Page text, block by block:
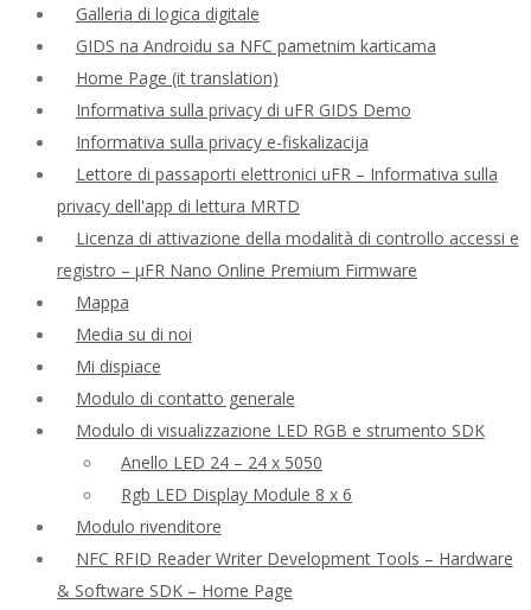
Galleria di logica digitale
GIDS na Androidu sa NFC pametnim karticama
Home Page (it translation)
Informativa sulla privacy di uFR GIDS Demo
Informativa sulla privacy e-fiskalizacija
Lettore di passaporti elettronici uFR – Informativa sulla
privacy dell'app di lettura MRTD
Licenza di attivazione della modalità di controllo accessi e
registro – μFR Nano Online Premium Firmware
Mappa
Media su di noi
Mi dispiace
Modulo di contatto generale
Modulo di visualizzazione LED RGB e strumento SDK
Anello LED 24 – 24 x 5050
Rgb LED Display Module 8 x 6
Modulo rivenditore
NFC RFID Reader Writer Development Tools – Hardware
& Software SDK – Home Page